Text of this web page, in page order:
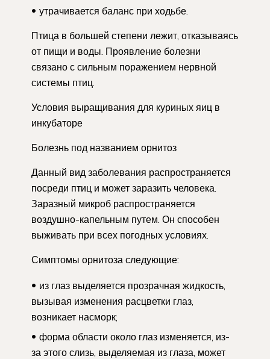
утрачивается баланс при ходьбе.
Птица в большей степени лежит, отказываясь
от пищи и воды. Проявление болезни
связано с сильным поражением нервной
системы птиц.
Условия выращивания для куриных яиц в
инкубаторе
Болезнь под названием орнитоз
Данный вид заболевания распространяется
посреди птиц и может заразить человека.
Заразный микроб распространяется
воздушно-капельным путем. Он способен
выживать при всех погодных условиях.
Симптомы орнитоза следующие:
из глаз выделяется прозрачная жидкость,
вызывая изменения расцветки глаз,
возникает насморк;
форма области около глаз изменяется, из-
за этого слизь, выделяемая из глаза, может